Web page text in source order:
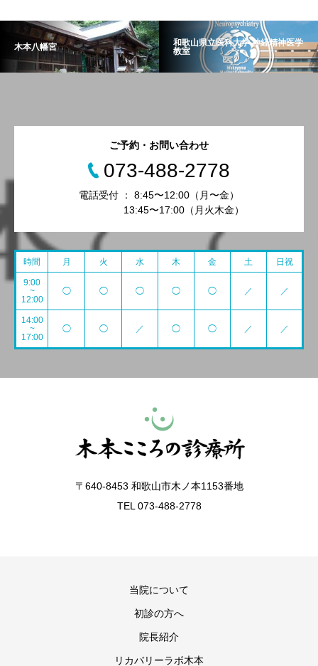
木本八幡宮
和歌山県立医科大学 神経精神医学
教室
ご予約・お問い合わせ
073-488-2778
電話受付 ： 8:45〜12:00（月〜金）
13:45〜17:00（月火木金）
時間 月 火 水 木 金 土 日祝
9:00
~
12:00
◯ ◯ ◯ ◯ ◯ ／ ／
14:00
~
17:00
◯ ◯ ／ ◯ ◯ ／ ／
〒640-8453 和歌山市木ノ本1153番地
TEL 073-488-2778
当院について
初診の方へ
院長紹介
リカバリーラボ木本